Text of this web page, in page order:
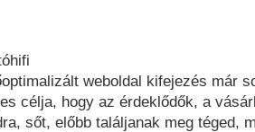
weboldal kifejezés már
célja, hogy az érdeklődők, a
sőt, előbb találjanak meg téged,